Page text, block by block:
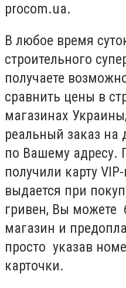
procom.ua.
В любое время
строительного
получаете
сравнить цены в
магазинах
реальный заказ на
по Вашему адресу.
получили карту
выдается при
гривен, Вы можете
магазин и
просто указав
карточки.